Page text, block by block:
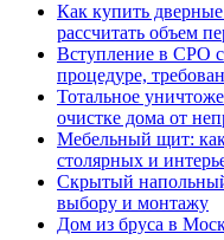
Как купить
рассчитать объем
Вступление в СРО
процедуре,
Тотальное
очистке дома от
Мебельный щит:
столярных и
Скрытый
выбору и монтажу
Дом из бруса в